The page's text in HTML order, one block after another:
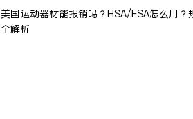
美国运动器材能报销吗？HSA/FSA怎么用？
全解析